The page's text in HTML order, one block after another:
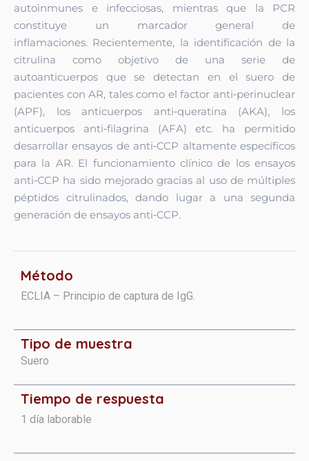
autoinmunes e infecciosas, mientras que la PCR
constituye un marcador general de
inflamaciones. Recientemente, la identificación de la
citrulina como objetivo de una serie de
autoanticuerpos que se detectan en el suero de
pacientes con AR, talescomo el factor anti‑perinuclear
(APF), los anticuerpos anti‑queratina (AKA), los
anticuerpos anti‑filagrina (AFA) etc. ha permitido
desarrollar ensayos de anti‑CCP altamente específicos
para la AR. El funcionamiento clínico de los ensayos
anti‑CCP ha sido mejorado gracias al uso de múltiples
péptidos citrulinados, dando lugar a una segunda
generación de ensayos anti‑CCP.
Método
ECLIA – Principio de captura de IgG.
Tipo de muestra
Suero
Tiempo de respuesta
1 día laborable